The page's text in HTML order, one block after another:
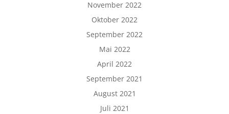
November 2022
Oktober 2022
September 2022
Mai 2022
April 2022
September 2021
August 2021
Juli 2021